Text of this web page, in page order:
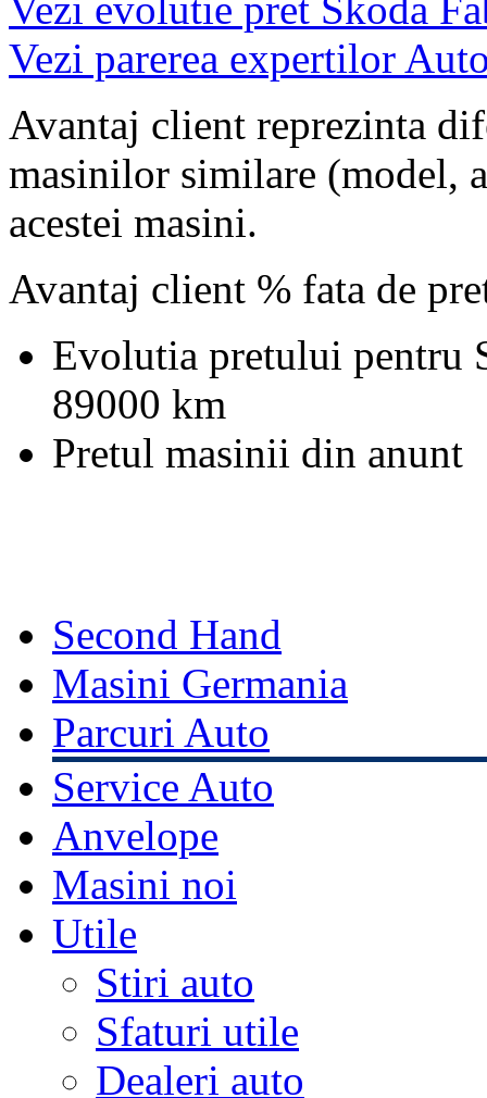
Vezi evolutie pret Skoda
Vezi parerea expertilor
Avantaj client reprezinta
masinilor similare (model,
acestei masini.
Avantaj client % fata de
Evolutia pretului pentru
89000 km
Pretul masinii din anunt
Second Hand
Masini Germania
Parcuri Auto
Service Auto
Anvelope
Masini noi
Utile
Stiri auto
Sfaturi utile
Dealeri auto